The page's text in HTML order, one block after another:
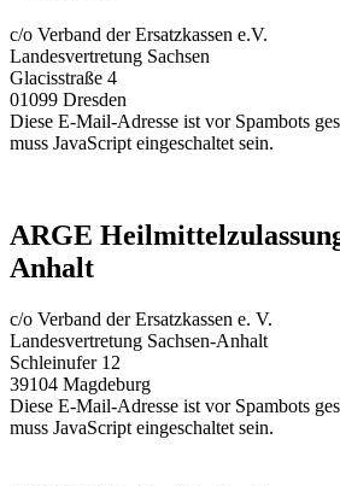
c/o Verband der Ersatzkassen e.V.
Landesvertretung Sachsen
Glacisstraße 4
01099 Dresden
Diese E-Mail-Adresse ist vor Spambots
muss JavaScript eingeschaltet sein.
ARGE
Anhalt
c/o Verband der Ersatzkassen e. V.
Landesvertretung Sachsen-Anhalt
Schleinufer 12
39104 Magdeburg
Diese E-Mail-Adresse ist vor Spambots
muss JavaScript eingeschaltet sein.